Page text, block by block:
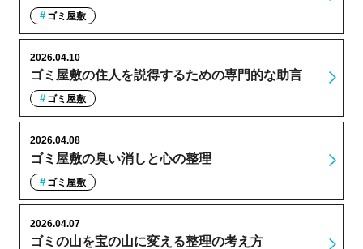
ゴミ屋敷
ゴミ屋敷の住人を説得するための専門的な助言
2026.04.10
ゴミ屋敷
ゴミ屋敷の臭い消しと心の整理
2026.04.08
ゴミ屋敷
ゴミの山を宝の山に変える整理の考え方
2026.04.07